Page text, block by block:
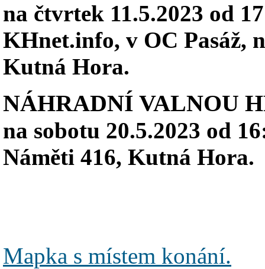
na čtvrtek 11.5.2023 od
KHnet.info, v OC Pasáž,
Kutná Hora.
NÁHRADNÍ VALNOU
na sobotu 20.5.2023 od
Náměti 416, Kutná Hora.
Mapka s místem konání.